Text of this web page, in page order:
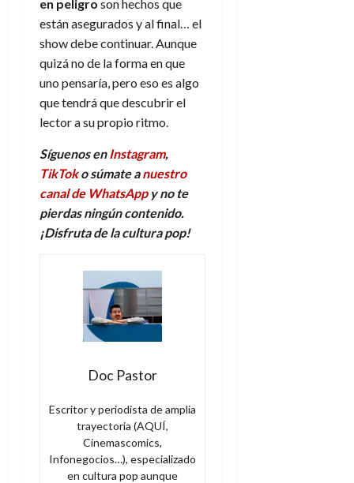
en peligro son hechos que
están asegurados y al final… el
show debe continuar. Aunque
quizá no de la forma en que
uno pensaría, pero eso es algo
que tendrá que descubrir el
lector a su propio ritmo.
Síguenos enInstagram,
TikToko súmate anuestro
canal de WhatsAppy no te
pierdas ningún contenido.
¡Disfruta de laculturapop!
Doc Pastor
Escritor y periodista de amplia
trayectoria (AQUÍ,
Cinemascomics,
Infonegocios…), especializado
en cultura pop aunque